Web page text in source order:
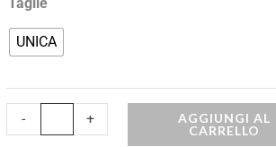
UNICA
- +
AGGIUNGI AL
CARRELLO